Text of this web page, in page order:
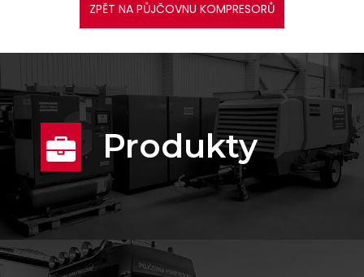
ZPĚT NA PŮJČOVNU KOMPRESORŮ
Produkty